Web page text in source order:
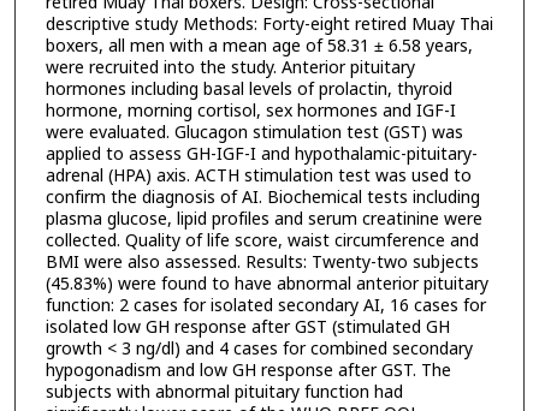
descriptive study Methods: Forty-eight retired Muay Thai
boxers, all men with a mean age of 58.31 ± 6.58 years,
were recruited into the study. Anterior pituitary
hormones including basal levels of prolactin, thyroid
hormone, morning cortisol, sex hormones and IGF-I
were evaluated. Glucagon stimulation test (GST) was
applied to assess GH-IGF-I and hypothalamic-pituitary-
adrenal (HPA) axis. ACTH stimulation test was used to
confirm the diagnosis of AI. Biochemical tests including
plasma glucose, lipid profiles and serum creatinine were
collected. Quality of life score, waist circumference and
BMI were also assessed. Results: Twenty-two subjects
(45.83%) were found to have abnormal anterior pituitary
function: 2 cases for isolated secondary AI, 16 cases for
isolated low GH response after GST (stimulated GH
growth < 3 ng/dl) and 4 cases for combined secondary
hypogonadism and low GH response after GST. The
subjects with abnormal pituitary function had